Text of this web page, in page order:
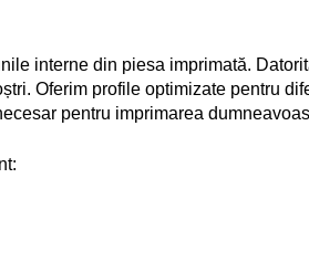
interne din piesa imprimată.
Oferim profile optimizate pentru
pentru imprimarea